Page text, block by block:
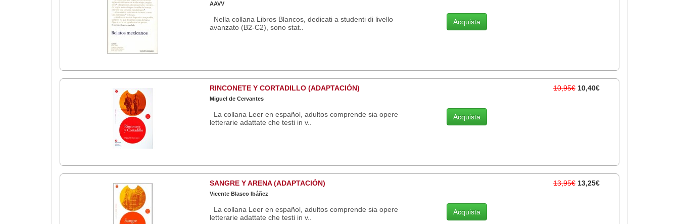
AAVV
Nella collana Libros Blancos, dedicati a studenti di livello
avanzato (B2-C2), sono stat..
Acquista
RINCONETE Y CORTADILLO (ADAPTACIÓN)
Miguel de Cervantes
La collana Leer en español, adultos comprende sia opere
letterarie adattate che testi in v..
10,95€ 10,40€
Acquista
SANGRE Y ARENA (ADAPTACIÓN)
Vicente Blasco Ibáñez
La collana Leer en español, adultos comprende sia opere
letterarie adattate che testi in v..
13,95€ 13,25€
Acquista